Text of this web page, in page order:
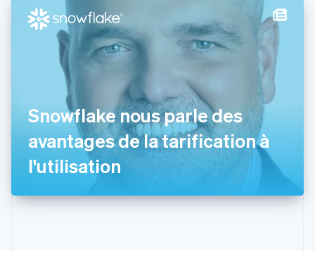
Snowflake nous parle des
avantages de la tarification à
l'utilisation
English Svenska
France
Français English
Gibraltar
English
Grèce
English
Hongrie
English
Inde
English
Irlande
Italie